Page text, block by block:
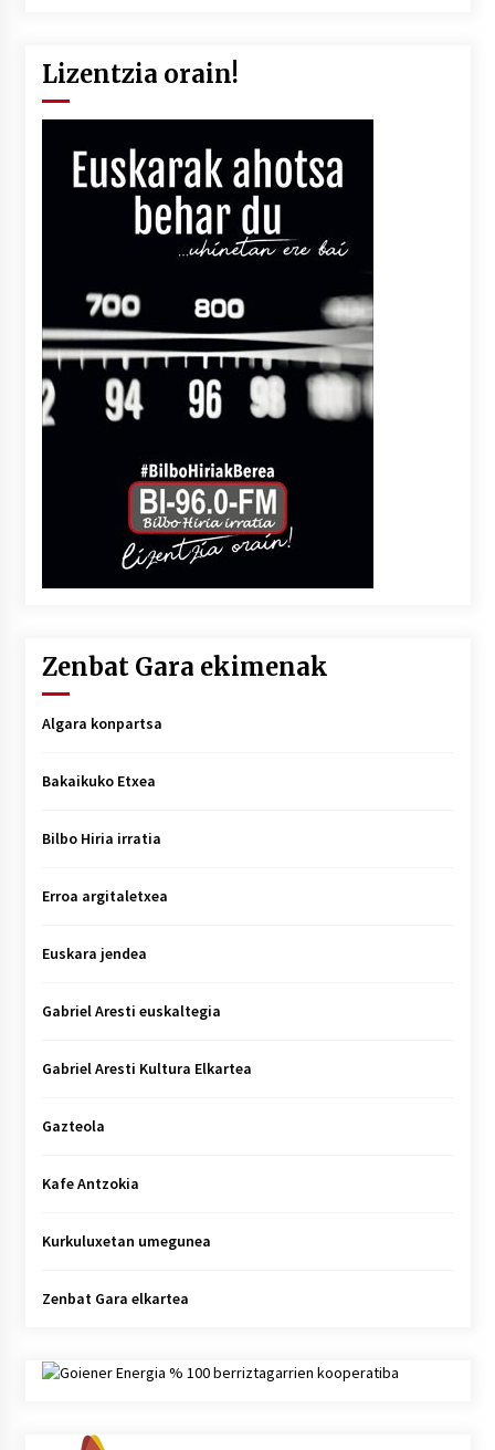
Lizentzia orain!
Zenbat Gara ekimenak
Algara konpartsa
Bakaikuko Etxea
Bilbo Hiria irratia
Erroa argitaletxea
Euskara jendea
Gabriel Aresti euskaltegia
Gabriel Aresti Kultura Elkartea
Gazteola
Kafe Antzokia
Kurkuluxetan umegunea
Zenbat Gara elkartea